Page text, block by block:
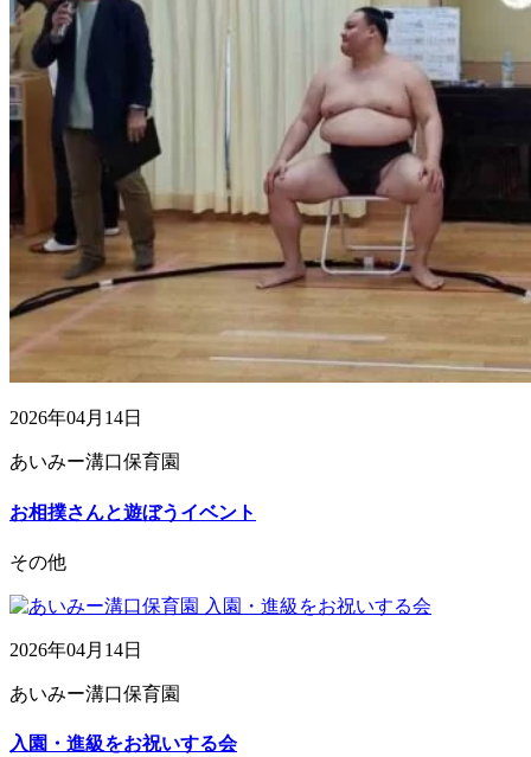
2026年04月14日
あいみー溝口保育園
お相撲さんと遊ぼうイベント
その他
2026年04月14日
あいみー溝口保育園
入園・進級をお祝いする会